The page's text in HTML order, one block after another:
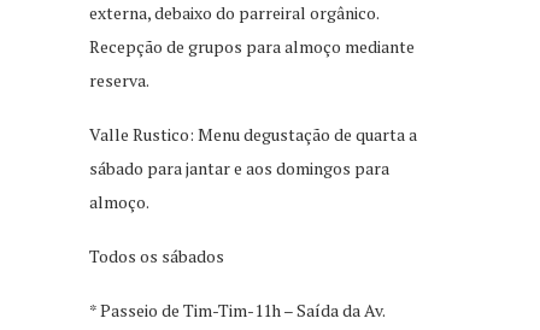
externa, debaixo do parreiral orgânico.
Recepção de grupos para almoço mediante
reserva.
Valle Rustico: Menu degustação de quarta a
sábado para jantar e aos domingos para
almoço.
Todos os sábados
* Passeio de Tim-Tim-11h ­– Saída da Av.